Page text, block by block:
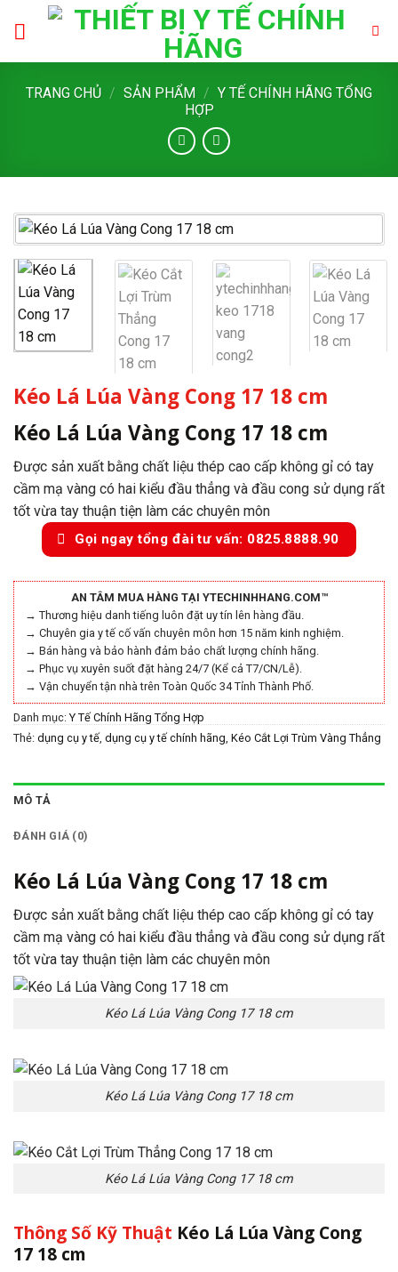
TRANG CHỦ / SẢN PHẨM / Y TẾ CHÍNH HÃNG TỔNG
HỢP
Kéo Lá Lúa Vàng Cong 17 18 cm
Kéo Lá Lúa Vàng Cong 17 18 cm
Được sản xuất bằng chất liệu thép cao cấp không gỉ có tay
cầm mạ vàng có hai kiểu đầu thẳng và đầu cong sử dụng rất
tốt vừa tay thuận tiện làm các chuyên môn
Gọi ngay tổng đài tư vấn: 0825.8888.90
AN TÂM MUA HÀNG TẠI YTECHINHHANG.COM™
→ Thương hiệu danh tiếng luôn đặt uy tín lên hàng đầu.
→ Chuyên gia y tế cố vấn chuyên môn hơn 15 năm kinh nghiệm.
→ Bán hàng và bảo hành đảm bảo chất lượng chính hãng.
→ Phục vụ xuyên suốt đặt hàng 24/7 (Kể cả T7/CN/Lễ).
→ Vận chuyển tận nhà trên Toàn Quốc 34 Tỉnh Thành Phố.
Danh mục: Y Tế Chính Hãng Tổng Hợp
Thẻ: dụng cụ y tế, dụng cụ y tế chính hãng, Kéo Cắt Lợi Trùm Vàng Thẳng
Xanh Cong 17 18 cm
MÔ TẢ
ĐÁNH GIÁ (0)
Kéo Lá Lúa Vàng Cong 17 18 cm
Được sản xuất bằng chất liệu thép cao cấp không gỉ có tay
cầm mạ vàng có hai kiểu đầu thẳng và đầu cong sử dụng rất
tốt vừa tay thuận tiện làm các chuyên môn
Kéo Lá Lúa Vàng Cong 17 18 cm
Kéo Lá Lúa Vàng Cong 17 18 cm
Kéo Lá Lúa Vàng Cong 17 18 cm
Thông Số Kỹ Thuật Kéo Lá Lúa Vàng Cong
17 18 cm